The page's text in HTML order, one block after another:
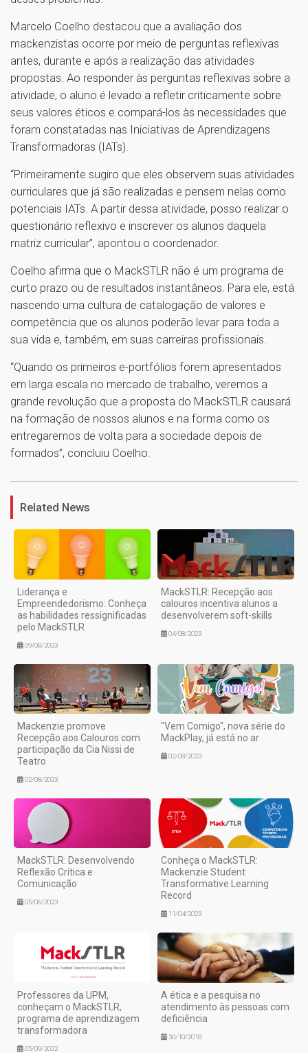
Marcelo Coelho destacou que a avaliação dos
mackenzistas ocorre por meio de perguntas reflexivas
antes, durante e após a realização das atividades
propostas. Ao responder às perguntas reflexivas sobre a
atividade, o aluno é levado a refletir criticamente sobre
seus valores éticos e compará-los às necessidades que
foram constatadas nas Iniciativas de Aprendizagens
Transformadoras (IATs).
“Primeiramente sugiro que eles observem suas atividades
curriculares que já são realizadas e pensem nelas como
potenciais IATs. A partir dessa atividade, posso realizar o
questionário reflexivo e inscrever os alunos daquela
matriz curricular”, apontou o coordenador.
Coelho afirma que o MackSTLR não é um programa de
curto prazo ou de resultados instantâneos. Para ele, está
nascendo uma cultura de catalogação de valores e
competência que os alunos poderão levar para toda a
sua vida e, também, em suas carreiras profissionais.
“Quando os primeiros e-portfólios forem apresentados
em larga escala no mercado de trabalho, veremos a
grande revolução que a proposta do MackSTLR causará
na formação de nossos alunos e na forma como os
entregaremos de volta para a sociedade depois de
formados”, concluiu Coelho.
Related News
Liderança e
Empreendedorismo: Conheça
as habilidades ressignificadas
pelo MackSTLR
09/08/2023
MackSTLR: Recepção aos
calouros incentiva alunos a
desenvolverem soft-skills
04/08/2023
Mackenzie promove
Recepção aos Calouros com
participação da Cia Nissi de
Teatro
02/08/2023
"Vem Comigo", nova série do
MackPlay, já está no ar
02/08/2023
MackSTLR: Desenvolvendo
Reflexão Crítica e
Comunicação
05/06/2023
Conheça o MackSTLR:
Mackenzie Student
Transformative Learning
Record
11/04/2023
Professores da UPM,
conheçam o MackSTLR,
programa de aprendizagem
transformadora
05/09/2022
A ética e a pesquisa no
atendimento às pessoas com
deficiência
30/10/2018